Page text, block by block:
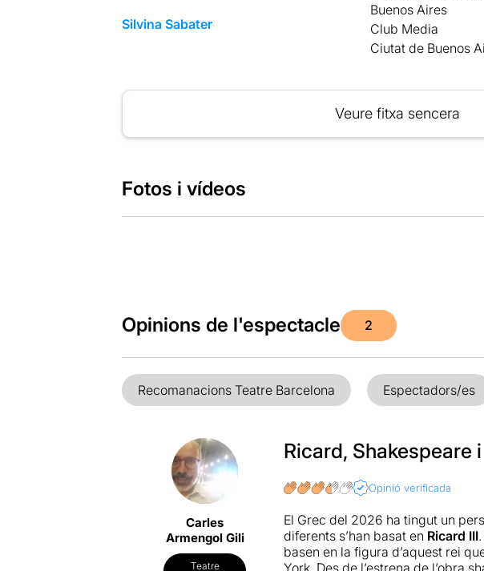
Silvina Sabater
Buenos Aires
Club Media
Ciutat de Buenos
Veure fitxa sencera
Fotos i vídeos
Opinions de l'espectacle 2
Recomanacions Teatre Barcelona Espectadors/es
Carles
Armengol Gili
Teatre
Ricard, Shakespeare
Opinió verificada
El Grec del 2026 ha tingut un
diferents s’han basat en Ricard III
basen en la figura d’aquest rei
York. Des de l’estrena de l’obra